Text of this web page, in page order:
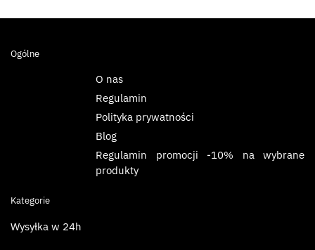
Ogólne
O nas
Regulamin
Polityka prywatności
Blog
Regulamin promocji -10% na wybrane
produkty
Kategorie
Wysyłka w 24h